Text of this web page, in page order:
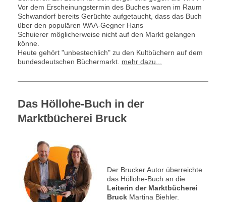
Vor dem Erscheinungstermin des Buches waren im Raum
Schwandorf bereits Gerüchte aufgetaucht, dass das Buch
über den populären WAA-Gegner Hans
Schuierer möglicherweise nicht auf den Markt gelangen
könne.
Heute gehört "unbestechlich" zu den Kultbüchern auf dem
bundesdeutschen Büchermarkt. mehr dazu...
Das Höllohe-Buch in der
Marktbücherei Bruck
Der Brucker Autor überreichte
das Höllohe-Buch an die
Leiterin der Marktbücherei
Bruck Martina Biehler.